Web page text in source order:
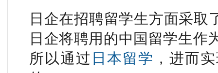
日企在招聘留学生方面采取
日企将聘用的中国留学生作
所以通过 日本留学 ，进而